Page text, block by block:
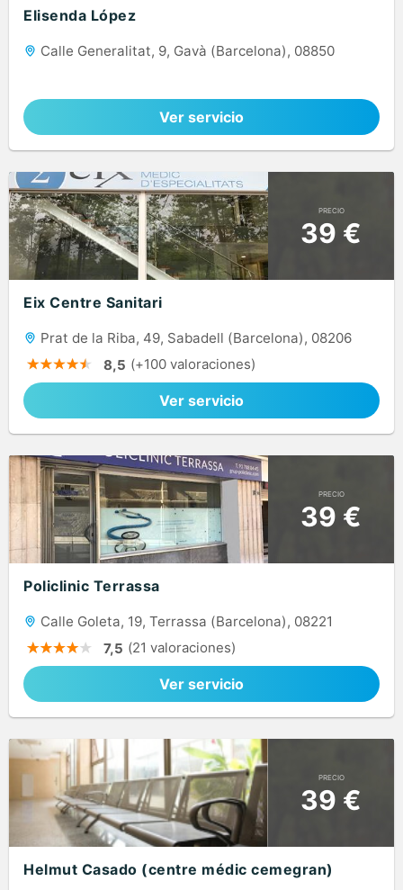
Elisenda López
Calle Generalitat, 9, Gavà (Barcelona), 08850
Ver servicio
PRECIO
39 €
Eix Centre Sanitari
Prat de la Riba, 49, Sabadell (Barcelona), 08206
8,5 (+100 valoraciones)
Ver servicio
PRECIO
39 €
Policlinic Terrassa
Calle Goleta, 19, Terrassa (Barcelona), 08221
7,5 (21 valoraciones)
Ver servicio
PRECIO
39 €
Helmut Casado (centre médic cemegran)